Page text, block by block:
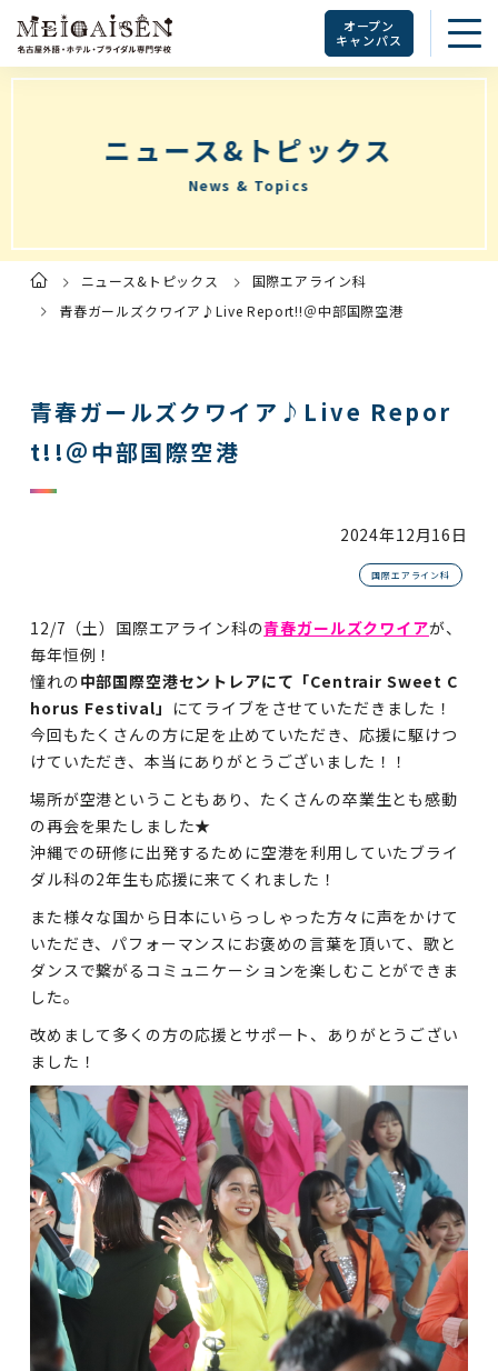
オープン
キャンパス
ニュース&トピックス
News & Topics
ト
プ
ペ
ニュース&トピックス
国際エアライン科
青春ガールズクワイア♪Live Report!!＠中部国際空港
青春ガールズクワイア♪Live Repor
t!!＠中部国際空港
2024年12月16日
国際エアライン科
12/7（土）国際エアライン科の青春ガールズクワイアが、
毎年恒例！
憧れの中部国際空港セントレアにて「Centrair Sweet C
horus Festival」 にてライブをさせていただきました！
今回もたくさんの方に足を止めていただき、応援に駆けつ
けていただき、本当にありがとうございました！！
場所が空港ということもあり、たくさんの卒業生とも感動
の再会を果たしました★
沖縄での研修に出発するために空港を利用していたブライ
ダル科の2年生も応援に来てくれました！
また様々な国から日本にいらっしゃった方々に声をかけて
いただき、パフォーマンスにお褒めの言葉を頂いて、歌と
ダンスで繋がるコミュニケーションを楽しむことができま
した。
改めまして多くの方の応援とサポート、ありがとうござい
ました！